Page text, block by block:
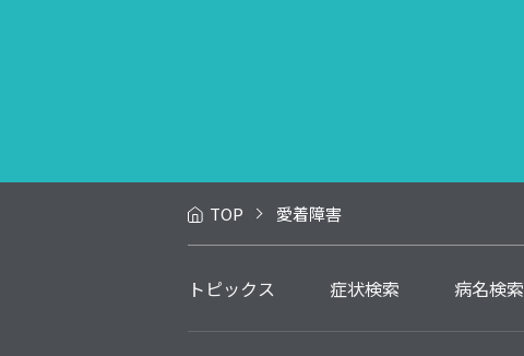
TOP 愛着障害
トピックス 症状検索 病名検索